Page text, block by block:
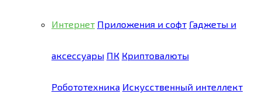
Интернет Приложения и софт Гаджеты и
аксессуары ПК Криптовалюты
Робототехника Искусственный интеллект